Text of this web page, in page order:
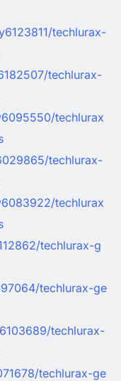
techlurax-
techlurax-
techlurax
techlurax-
techlurax
techlurax-g
techlurax-ge
techlurax-
techlurax-ge